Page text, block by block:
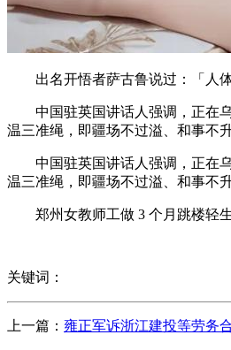
出名开悟者萨古鲁说过：「人体
中国驻英国讲话人强调，正在乌
温三准绳，即疆场不过溢、和事不
中国驻英国讲话人强调，正在乌
温三准绳，即疆场不过溢、和事不
郑州女教师工做 3 个月跳楼轻生
关键词：
上一篇： 雍正军诉浙江建投等劳务